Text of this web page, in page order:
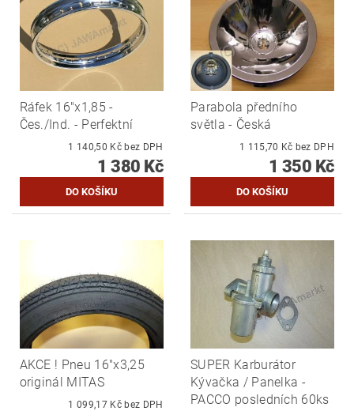
Ráfek 16"x1,85 -
Čes./Ind. - Perfektní
1 140,50 Kč bez DPH
1 380 Kč
Parabola předního
světla - Česká
1 115,70 Kč bez DPH
1 350 Kč
AKCE ! Pneu 16"x3,25
originál MITAS
1 099,17 Kč bez DPH
SUPER Karburátor
Kývačka / Panelka -
PACCO posledních 60ks